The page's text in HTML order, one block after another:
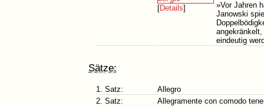
[Details]
»Vor Jahren
Janowski
eindeutig
Sätze:
1. Satz:
Allegro
2. Satz:
Allegramente con comodo